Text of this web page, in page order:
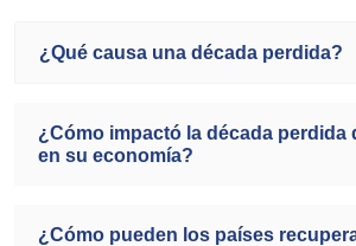
¿Qué causa una década perdida?
¿Cómo impactó la década perdida
en su economía?
¿Cómo pueden los países